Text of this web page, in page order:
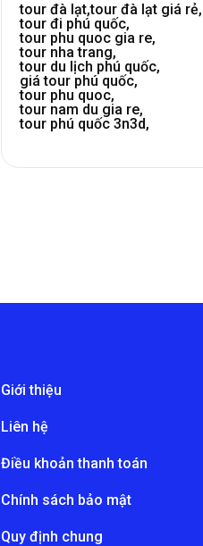
tour đà lạt,tour đà lạt giá rẻ,
tour đi phú quốc,
tour phu quoc gia re,
tour nha trang,
tour du lịch phú quốc,
giá tour phú quốc,
tour phu quoc,
tour nam du gia re,
tour phú quốc 3n3d,
Giới thiệu
Liên hệ
Điều khoản thanh toán
Chính sách bảo mật
Quy định chung